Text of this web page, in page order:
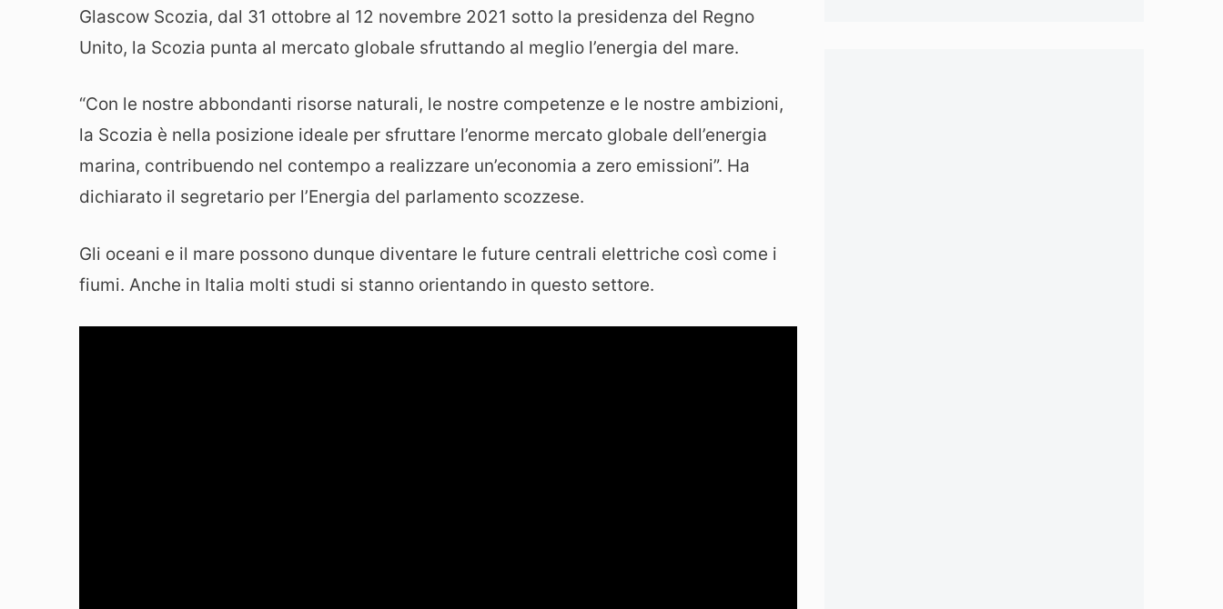
Glascow Scozia, dal 31 ottobre al 12 novembre 2021 sotto la presidenza del Regno
Unito, la Scozia punta al mercato globale sfruttando al meglio l’energia del mare.
“Con le nostre abbondanti risorse naturali, le nostre competenze e le nostre ambizioni,
la Scozia è nella posizione ideale per sfruttare l’enorme mercato globale dell’energia
marina, contribuendo nel contempo a realizzare un’economia a zero emissioni”. Ha
dichiarato il segretario per l’Energia del parlamento scozzese.
Gli oceani e il mare possono dunque diventare le future centrali elettriche così come i
fiumi. Anche in Italia molti studi si stanno orientando in questo settore.